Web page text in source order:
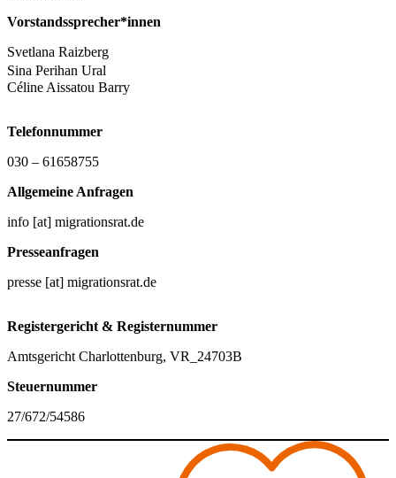
Vorstandssprecher*innen
Svetlana Raizberg
Sina Perihan Ural
Céline Aissatou Barry
Telefonnummer
030 – 61658755
Allgemeine Anfragen
info [at] migrationsrat.de
Presseanfragen
presse [at] migrationsrat.de
Registergericht & Registernummer
Amtsgericht Charlottenburg, VR_24703B
Steuernummer
27/672/54586